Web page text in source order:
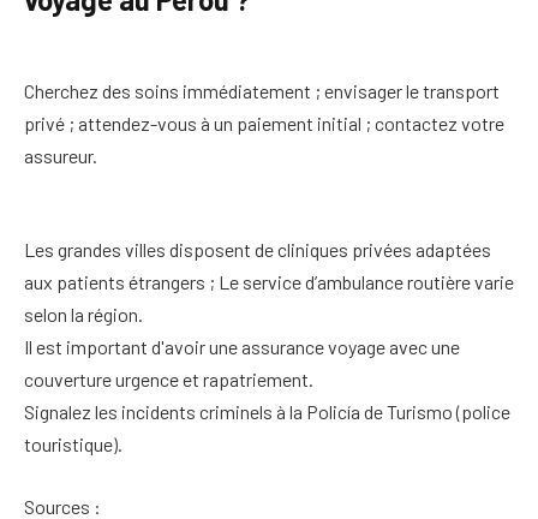
Cherchez des soins immédiatement ; envisager le transport
privé ; attendez-vous à un paiement initial ; contactez votre
assureur.
Les grandes villes disposent de cliniques privées adaptées
aux patients étrangers ; Le service d’ambulance routière varie
selon la région.
Il est important d'avoir une assurance voyage avec une
couverture urgence et rapatriement.
Signalez les incidents criminels à la Policía de Turismo (police
touristique).
Sources :